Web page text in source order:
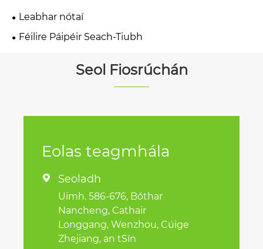
Leabhar nótaí
Féilire Páipéir Seach-Tiubh
Seol Fiosrúchán
Eolas teagmhála
 Seoladh
Uimh. 586-676, Bóthar
Nancheng, Cathair
Longgang, Wenzhou, Cúige
Zhejiang, an tSín